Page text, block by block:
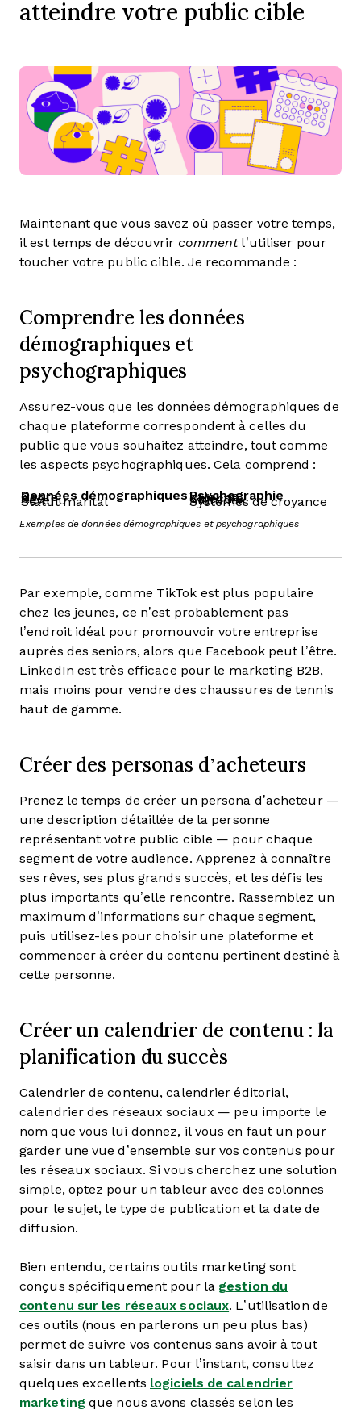
atteindre votre public cible
Maintenant que vous savez où passer votre temps,
il est temps de découvrir commentl’utiliser pour
toucher votre public cible. Je recommande :
Comprendre les données
démographiques et
psychographiques
Assurez-vous que les données démographiques de
chaque plateforme correspondent à celles du
public que vous souhaitez atteindre, tout comme
les aspects psychographiques. Cela comprend :
Données démographiquesPsychographie
Genre Valeurs
Âge Objectifs
Revenu Attitudes
Statut marital Systèmes de croyance
Exemples de données démographiques et psychographiques
Par exemple, comme TikTok est plus populaire
chez les jeunes, ce n’est probablement pas
l’endroit idéal pour promouvoir votre entreprise
auprès des seniors, alors que Facebook peut l’être.
LinkedIn est très efficace pour le marketing B2B,
mais moins pour vendre des chaussures de tennis
haut de gamme.
Créer des personas d’acheteurs
Prenez le temps de créer un persona d’acheteur —
une description détaillée de la personne
représentant votre public cible — pour chaque
segment de votre audience. Apprenez à connaître
ses rêves, ses plus grands succès, et les défis les
plus importants qu’elle rencontre. Rassemblez un
maximum d’informations sur chaque segment,
puis utilisez-les pour choisir une plateforme et
commencer à créer du contenu pertinent destiné à
cette personne.
Créer un calendrier de contenu : la
planification du succès
Calendrier de contenu, calendrier éditorial,
calendrier des réseaux sociaux — peu importe le
nom que vous lui donnez, il vous en faut un pour
garder une vue d’ensemble sur vos contenus pour
les réseaux sociaux. Si vous cherchez une solution
simple, optez pour un tableur avec des colonnes
pour le sujet, le type de publication et la date de
diffusion.
Bien entendu, certains outils marketing sont
conçus spécifiquement pour la gestion du
contenu sur les réseaux sociaux. L’utilisation de
ces outils (nous en parlerons un peu plus bas)
permet de suivre vos contenus sans avoir à tout
saisir dans un tableur. Pour l’instant, consultez
quelques excellents logiciels de calendrier
marketing que nous avons classés selon les